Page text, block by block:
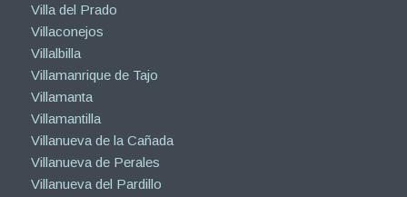
Villa del Prado
Villaconejos
Villalbilla
Villamanrique de Tajo
Villamanta
Villamantilla
Villanueva de la Cañada
Villanueva de Perales
Villanueva del Pardillo